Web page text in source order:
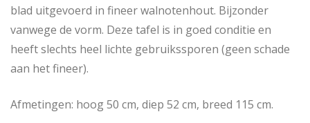
blad uitgevoerd in fineer walnotenhout. Bijzonder
vanwege de vorm. Deze tafel is in goed conditie en
heeft slechts heel lichte gebruikssporen (geen schade
aan het fineer).
Afmetingen: hoog 50 cm, diep 52 cm, breed 115 cm.